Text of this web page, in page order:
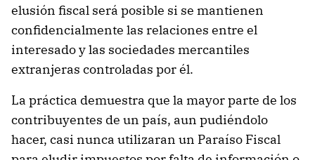
elusión fiscal será posible si se mantienen
confidencialmente las relaciones entre el
interesado y las sociedades mercantiles
extranjeras controladas por él.
La práctica demuestra que la mayor parte de los
contribuyentes de un país, aun pudiéndolo
hacer, casi nunca utilizaran un Paraíso Fiscal